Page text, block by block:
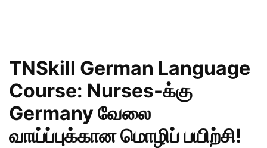
TNSkill German Language
Course: Nurses-க்கு
Germany வேலை
வாய்ப்புக்கான மொழிப் பயிற்சி!